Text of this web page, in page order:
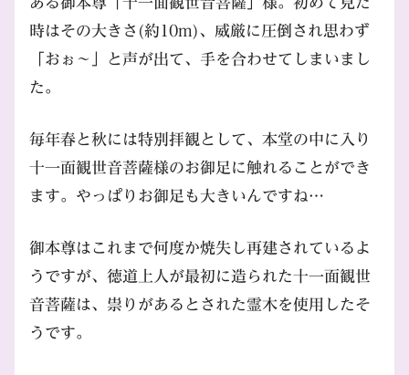
時はその大きさ(約10m)、威厳に圧倒され思わず
「おぉ～」と声が出て、手を合わせてしまいまし
た。
毎年春と秋には特別拝観として、本堂の中に入り
十一面観世音菩薩様のお御足に触れることができ
ます。やっぱりお御足も大きいんですね…
御本尊はこれまで何度か焼失し再建されているよ
うですが、徳道上人が最初に造られた十一面観世
音菩薩は、祟りがあるとされた霊木を使用したそ
うです。